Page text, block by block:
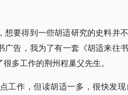
要得到一些胡适研究的史料并
告，我为了有一套《胡适来往
多工作的荆州程巢父先生。
作，但读胡适一多，很快发现